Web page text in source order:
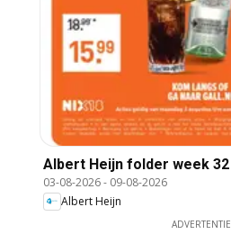
Albert Heijn folder week 32
03-08-2026- 09-08-2026
Albert Heijn
ADVERTENTIE